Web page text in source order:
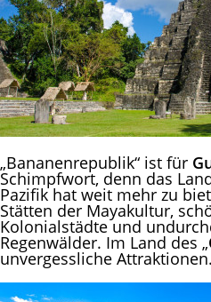
„Bananenrepublik“ ist für
Schimpfwort, denn das
Pazifik hat weit mehr zu
Stätten der Mayakultur,
Kolonialstädte und
Regenwälder. Im Land des „
unvergessliche Attraktionen.